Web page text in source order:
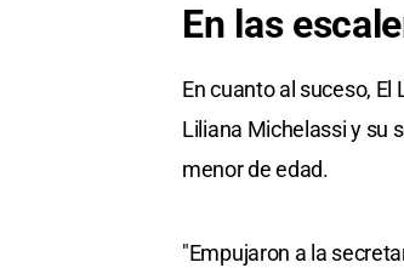
En las
En cuanto al suceso,
Liliana Michelassi y su
menor de edad.
"Empujaron a la